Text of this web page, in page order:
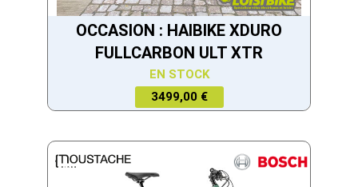
OCCASION : HAIBIKE XDURO
FULLCARBON ULT XTR
EN STOCK
3499,00 €